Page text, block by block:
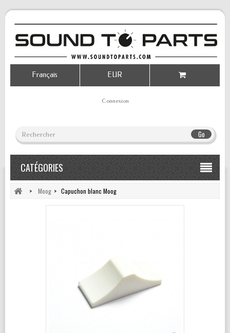
Go
Connexion
EUR
Français
CATÉGORIES
> Moog > Capuchon blanc Moog